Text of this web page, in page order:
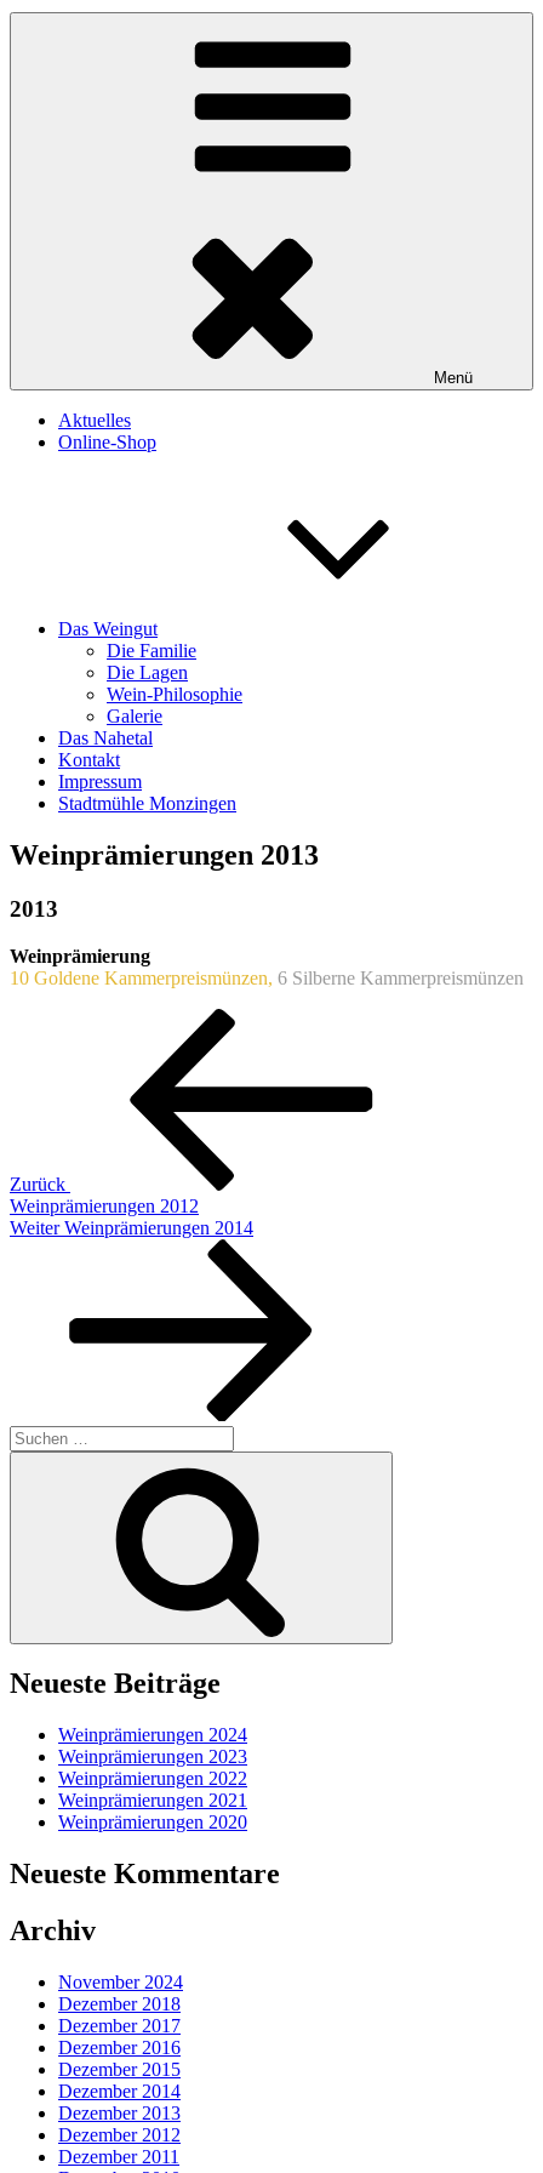
Menü
Aktuelles
Online-Shop
Das Weingut
Die Familie
Die Lagen
Wein-Philosophie
Galerie
Das Nahetal
Kontakt
Impressum
Stadtmühle Monzingen
Weinprämierungen 2013
2013
Weinprämierung
10 Goldene Kammerpreismünzen, 6 Silberne Kammerpreismünzen
Beitragsnavigation
Zurück
Weinprämierungen 2012
Nächster
Weiter Weinprämierungen 2014
Suchen
nach:
Neueste Beiträge
Weinprämierungen 2024
Weinprämierungen 2023
Weinprämierungen 2022
Weinprämierungen 2021
Weinprämierungen 2020
Neueste Kommentare
Archiv
November 2024
Dezember 2018
Dezember 2017
Dezember 2016
Dezember 2015
Dezember 2014
Dezember 2013
Dezember 2012
Dezember 2011